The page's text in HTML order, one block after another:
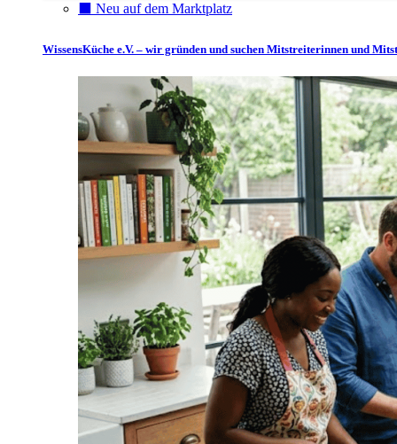
⬛️ Neu auf dem Marktplatz
WissensKüche e.V. – wir gründen und suchen Mitstreiterinnen und